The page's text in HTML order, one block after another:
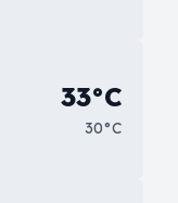
33°C
30°C